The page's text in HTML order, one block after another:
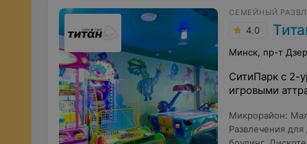
СЕМЕЙНЫЙ
4.0
Минск, пр-т
СитиПарк с 2-
игровыми
Микрорайон:
Развлечения для